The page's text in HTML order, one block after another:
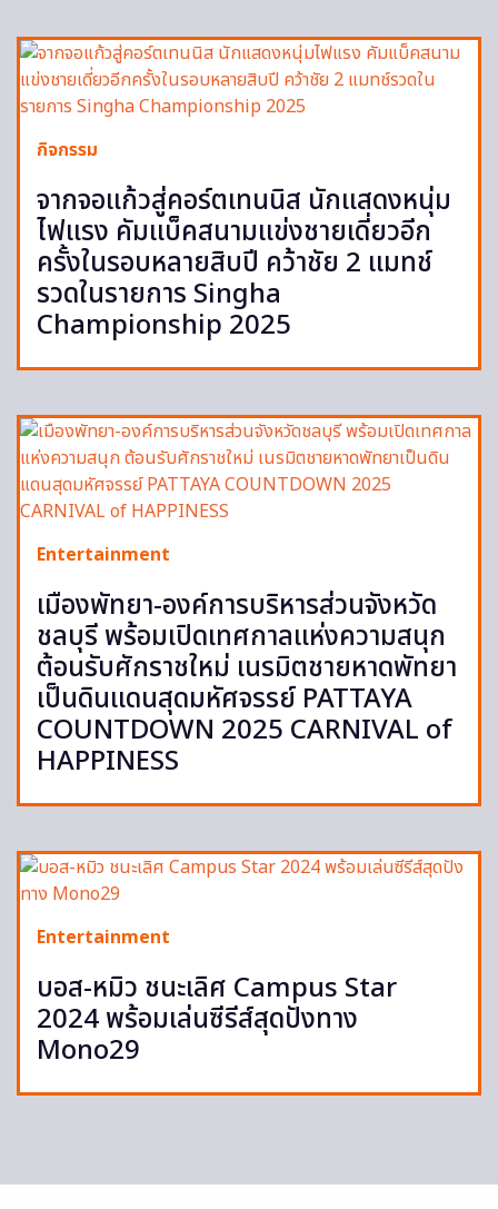
กิจกรรม
จากจอแก้วสู่คอร์ตเทนนิส นักแสดงหนุ่ม
ไฟแรง คัมแบ็คสนามแข่งชายเดี่ยวอีก
ครั้งในรอบหลายสิบปี คว้าชัย 2 แมทช์
รวดในรายการ Singha
Championship 2025
Entertainment
เมืองพัทยา-องค์การบริหารส่วนจังหวัด
ชลบุรี พร้อมเปิดเทศกาลแห่งความสนุก
ต้อนรับศักราชใหม่ เนรมิตชายหาดพัทยา
เป็นดินแดนสุดมหัศจรรย์ PATTAYA
COUNTDOWN 2025 CARNIVAL of
HAPPINESS
Entertainment
บอส-หมิว ชนะเลิศ Campus Star
2024 พร้อมเล่นซีรีส์สุดปังทาง
Mono29